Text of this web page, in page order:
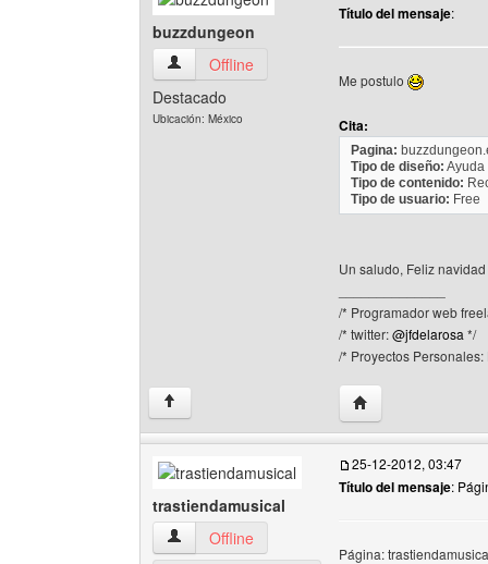
buzzdungeon
buzzdungeon Ver perfil del usuario
Offline
Destacado
Ubicación: México
Título del mensaje:
Me postulo
Cita:
Pagina:
Tipo de diseño: Ayuda
Tipo de contenido:
Tipo de usuario: Free
Un saludo, Feliz navidad
/* Programador web
/* twitter:@jfdelarosa */
/* Proyectos Personales:
↑ Visitar sitio web
trastiendamusical
trastiendamusical Ver perfil del usuario
Offline
25-12-2012, 03:47
Título del mensaje:
Página: